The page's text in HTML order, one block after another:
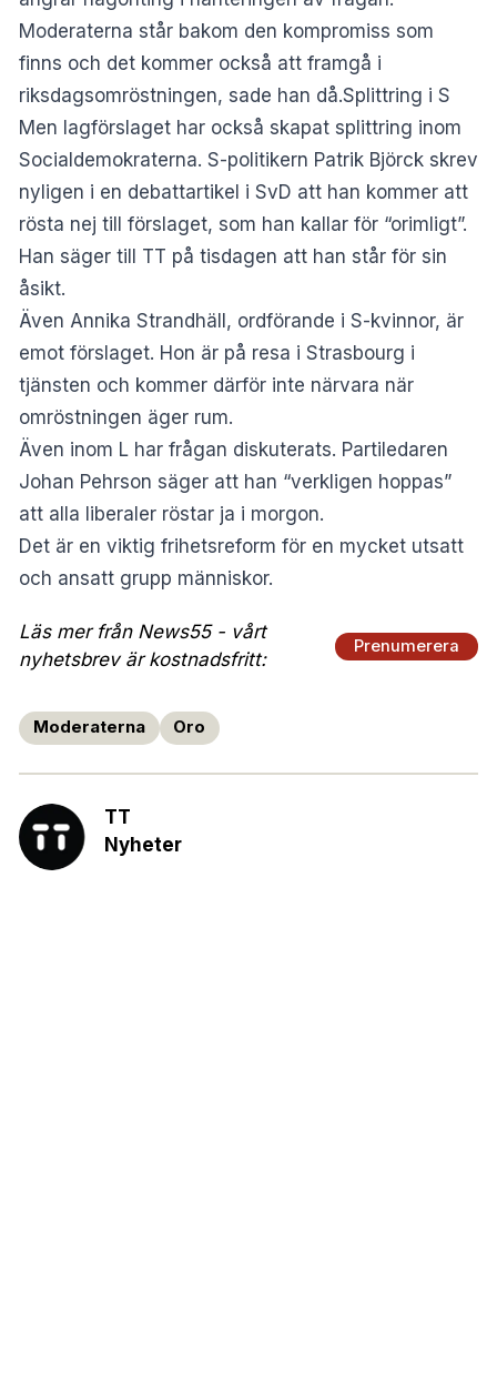
Moderaterna står bakom den kompromiss som
finns och det kommer också att framgå i
riksdagsomröstningen, sade han då.Splittring i S
Men lagförslaget har också skapat splittring inom
Socialdemokraterna. S-politikern Patrik Björck skrev
nyligen i en debattartikel i SvD att han kommer att
rösta nej till förslaget, som han kallar för “orimligt”.
Han säger till TT på tisdagen att han står för sin
åsikt.
Även Annika Strandhäll, ordförande i S-kvinnor, är
emot förslaget. Hon är på resa i Strasbourg i
tjänsten och kommer därför inte närvara när
omröstningen äger rum.
Även inom L har frågan diskuterats. Partiledaren
Johan Pehrson säger att han “verkligen hoppas”
att alla liberaler röstar ja i morgon.
Det är en viktig frihetsreform för en mycket utsatt
och ansatt grupp människor.
Läs mer från News55 - vårt
nyhetsbrev är kostnadsfritt:
Prenumerera
Moderaterna Oro
TT
Nyheter